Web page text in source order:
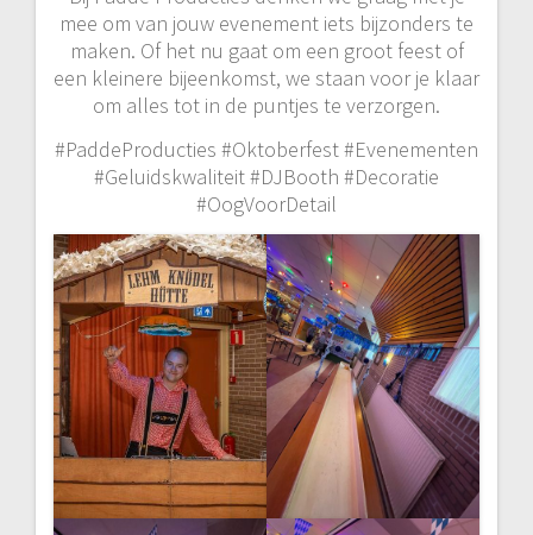
mee om van jouw evenement iets bijzonders te
maken. Of het nu gaat om een groot feest of
een kleinere bijeenkomst, we staan voor je klaar
om alles tot in de puntjes te verzorgen.
#PaddeProducties #Oktoberfest #Evenementen
#Geluidskwaliteit #DJBooth #Decoratie
#OogVoorDetail